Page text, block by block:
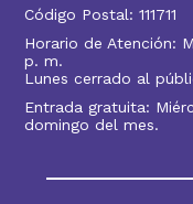
Código Postal: 111711
Horario de Atención:
p. m.
Lunes cerrado al
Entrada gratuita:
domingo del mes.